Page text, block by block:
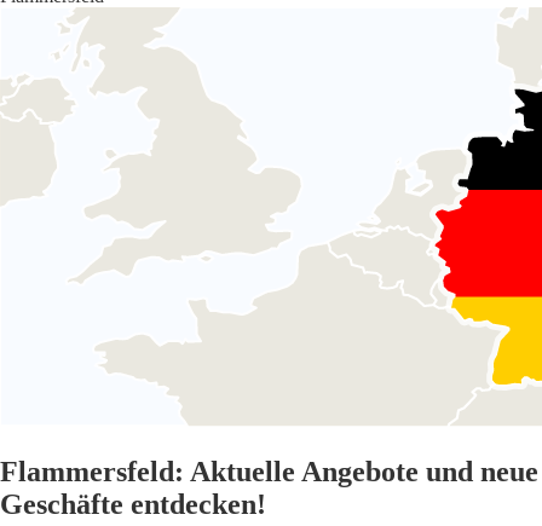
Flammersfeld: Aktuelle Angebote und neue
Geschäfte entdecken!